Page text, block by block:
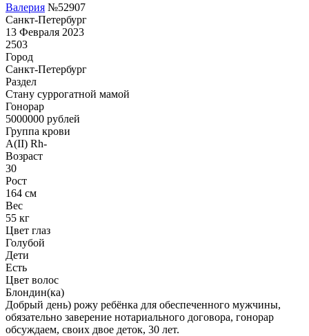
Валерия №52907
Санкт-Петербург
13 Февраля 2023
2503
Город
Санкт-Петербург
Раздел
Cтану суррогатной мамой
Гонoрар
5000000 рублей
Группа крови
A(II) Rh-
Возраст
30
Рост
164 см
Вес
55 кг
Цвет глаз
Голубой
Дети
Есть
Цвет волос
Блондин(ка)
Добрый день) рожу ребёнка для обеспеченного мужчины,
обязательно заверение нотариального договора, гонорар
обсуждаем, своих двое деток, 30 лет.